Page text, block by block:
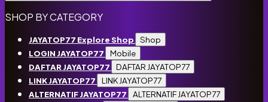
SHOP BY CATEGORY
JAYATOP77 Explore Shop Shop
LOGIN JAYATOP77 Mobile
DAFTAR JAYATOP77 DAFTAR JAYATOP77
LINK JAYATOP77 LINK JAYATOP77
ALTERNATIF JAYATOP77 ALTERNATIF JAYATOP77